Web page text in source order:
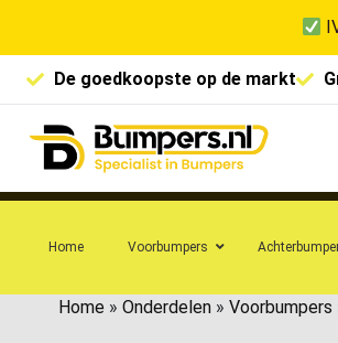
De goedkoopste op de markt
Home Voorbumpers
Home » Onderdelen » Voorbumpers